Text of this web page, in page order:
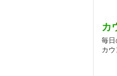
カ
毎日
カ